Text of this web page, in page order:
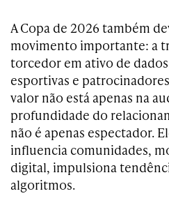
A Copa de 2026 também
movimento importante: a
torcedor em ativo de
esportivas e
valor não está apenas na
profundidade do
não é apenas espectador.
influencia comunidades,
digital, impulsiona
algoritmos.